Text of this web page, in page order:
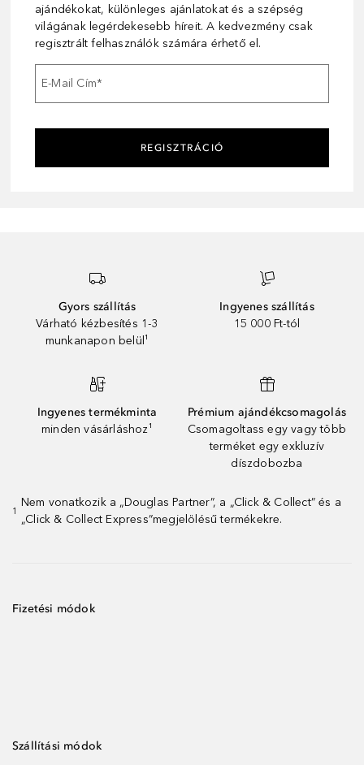
ajándékokat, különleges ajánlatokat és a szépség
világának legérdekesebb híreit. A kedvezmény csak
regisztrált felhasználók számára érhető el.
E-Mail Cím*
REGISZTRÁCIÓ
Gyors szállítás
Várható kézbesítés 1-3
munkanapon belül¹
Ingyenes szállítás
15 000 Ft-tól
Ingyenes termékminta
minden vásárláshoz¹
Prémium ajándékcsomagolás
Csomagoltass egy vagy több
terméket egy exkluzív
díszdobozba
1
Nem vonatkozik a „Douglas Partner”, a „Click & Collect” és a
„Click & Collect Express”megjelölésű termékekre.
Fizetési módok
Szállítási módok